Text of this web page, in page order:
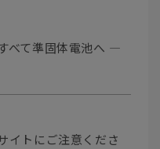
べて準固体電池へ ―
イトにご注意くださ